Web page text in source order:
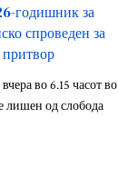
годишник за
спроведен за
во 6.15 часот во
лишен од слобода